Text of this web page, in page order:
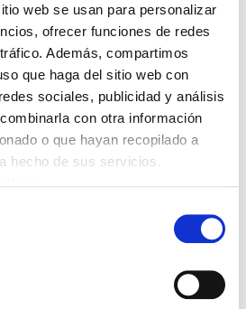
web se usan para personalizar
ofrecer funciones de redes
Además, compartimos
que haga del sitio web con
sociales, publicidad y análisis
con otra información
o que hayan recopilado a
hecho de sus servicios.
la entrada a su puesto de
del
de atención a la
considera una
de que el consejo de
el pasado viernes con
hoy ha evitado que
acudir a sus puestos de